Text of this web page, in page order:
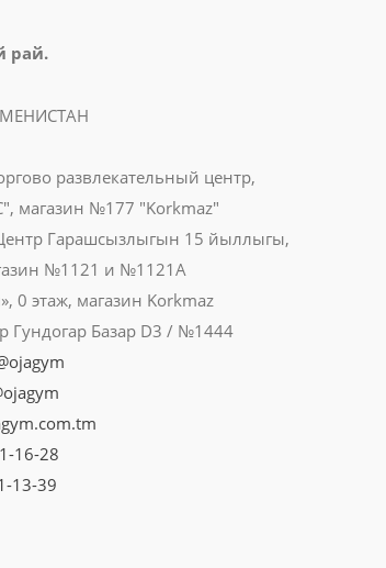
рай.
развлекательный центр,
магазин №177 "Korkmaz"
Гарашсызлыгын 15 йыллыгы,
№1121 и №1121A
0 этаж, магазин Korkmaz
Гундогар Базар D3 / №1444
16-28
13-39